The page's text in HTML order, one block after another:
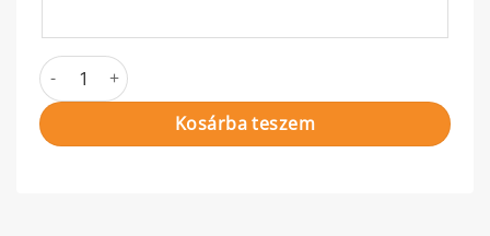
Napraforgós ajtótábla mennyiség
Kosárba teszem